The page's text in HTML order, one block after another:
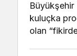
kuluçka
olan